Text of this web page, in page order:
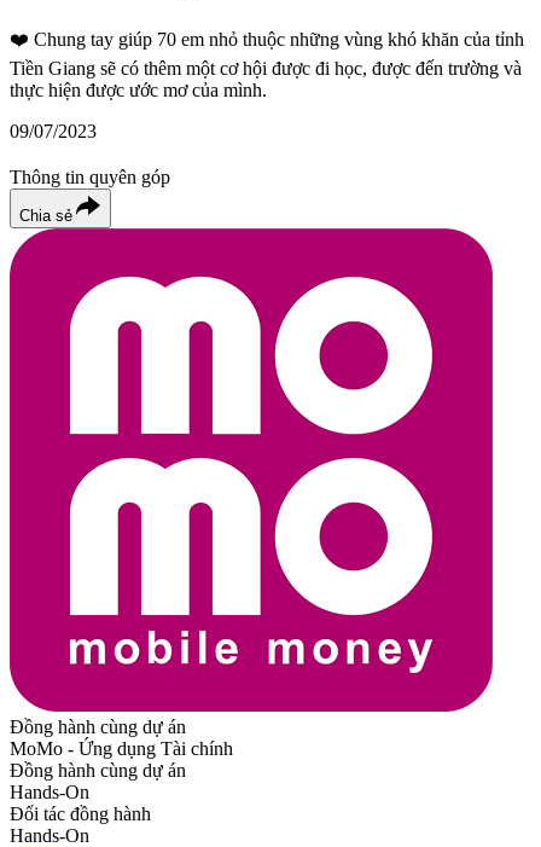
❤️ Chung tay giúp 70 em nhỏ thuộc những vùng khó khăn của tỉnh
Tiền Giang sẽ có thêm một cơ hội được đi học, được đến trường và
thực hiện được ước mơ của mình.
09/07/2023
Thông tin quyên góp
Chia sẻ
Đồng hành cùng dự án
MoMo - Ứng dụng Tài chính
Đồng hành cùng dự án
Hands-On
Đối tác đồng hành
Hands-On